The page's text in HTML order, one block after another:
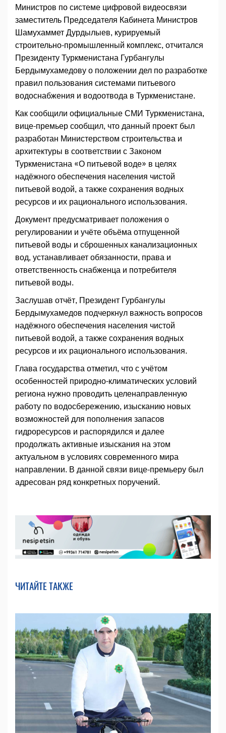
Министров по системе цифровой видеосвязи
заместитель Председателя Кабинета Министров
Шамухаммет Дурдылыев, курируемый
строительно-промышленный комплекс, отчитался
Президенту Туркменистана Гурбангулы
Бердымухамедову о положении дел по разработке
правил пользования системами питьевого
водоснабжения и водоотвода в Туркменистане.
Как сообщили официальные СМИ Туркменистана,
вице-премьер сообщил, что данный проект был
разработан Министерством строительства и
архитектуры в соответствии с Законом
Туркменистана «О питьевой воде» в целях
надёжного обеспечения населения чистой
питьевой водой, а также сохранения водных
ресурсов и их рационального использования.
Документ предусматривает положения о
регулировании и учёте объёма отпущенной
питьевой воды и сброшенных канализационных
вод, устанавливает обязанности, права и
ответственность снабженца и потребителя
питьевой воды.
Заслушав отчёт, Президент Гурбангулы
Бердымухамедов подчеркнул важность вопросов
надёжного обеспечения населения чистой
питьевой водой, а также сохранения водных
ресурсов и их рационального использования.
Глава государства отметил, что с учётом
особенностей природно-климатических условий
региона нужно проводить целенаправленную
работу по водосбережению, изысканию новых
возможностей для пополнения запасов
гидроресурсов и распорядился и далее
продолжать активные изыскания на этом
актуальном в условиях современного мира
направлении. В данной связи вице-премьеру был
адресован ряд конкретных поручений.
ЧИТАЙТЕ ТАКЖЕ